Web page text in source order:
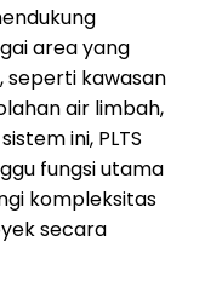
area yang
seperti kawasan
air limbah,
ini, PLTS
fungsi utama
kompleksitas
secara